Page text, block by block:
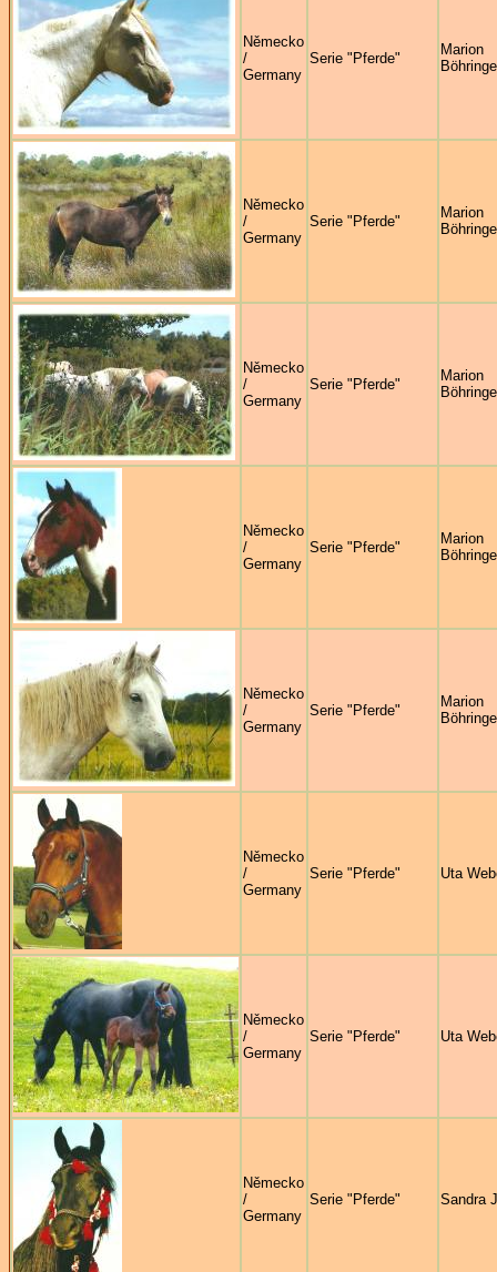
Německo
/
Germany
Serie "Pferde"
Marion
Německo
/
Germany
Serie "Pferde"
Marion
Německo
/
Germany
Serie "Pferde"
Marion
Německo
/
Germany
Serie "Pferde"
Marion
Německo
/
Germany
Serie "Pferde"
Marion
Německo
/
Germany
Serie "Pferde" Uta
Německo
/
Germany
Serie "Pferde" Uta
Německo
/
Germany
Serie "Pferde" Sandra